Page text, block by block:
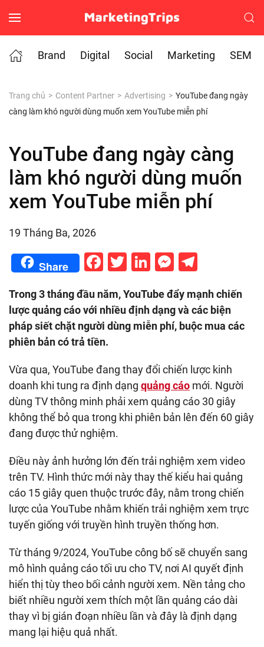
Skip to main content
Brand
Digital Social Marketing SEM
Trang chủ Content Partner Advertising
YouTube đang ngày
càng làm khó người dùng muốn xem YouTube miễn phí
YouTube đang ngày càng
làm khó người dùng muốn
xem YouTube miễn phí
19 Tháng Ba, 2026
Share Facebook
Twitter
LinkedIn
Trong 3 tháng đầu năm, YouTube đẩy mạnh chiến
lược quảng cáo với nhiều định dạng và các biện
pháp siết chặt người dùng miễn phí, buộc mua các
phiên bản có trả tiền.
Vừa qua, YouTube đang thay đổi chiến lược kinh
doanh khi tung ra định dạng quảng cáo mới. Người
dùng TV thông minh phải xem quảng cáo 30 giây
không thể bỏ qua trong khi phiên bản lên đến 60 giây
đang được thử nghiệm.
Điều này ảnh hưởng lớn đến trải nghiệm xem video
trên TV. Hình thức mới này thay thế kiểu hai quảng
cáo 15 giây quen thuộc trước đây, nằm trong chiến
lược của YouTube nhằm khiến trải nghiệm xem trực
tuyến giống với truyền hình truyền thống hơn.
Từ tháng 9/2024, YouTube công bố sẽ chuyển sang
mô hình quảng cáo tối ưu cho TV, nơi AI quyết định
hiển thị tùy theo bối cảnh người xem. Nền tảng cho
biết nhiều người xem thích một lần quảng cáo dài
thay vì bị gián đoạn nhiều lần và đây là định dạng
mang lại hiệu quả nhất.